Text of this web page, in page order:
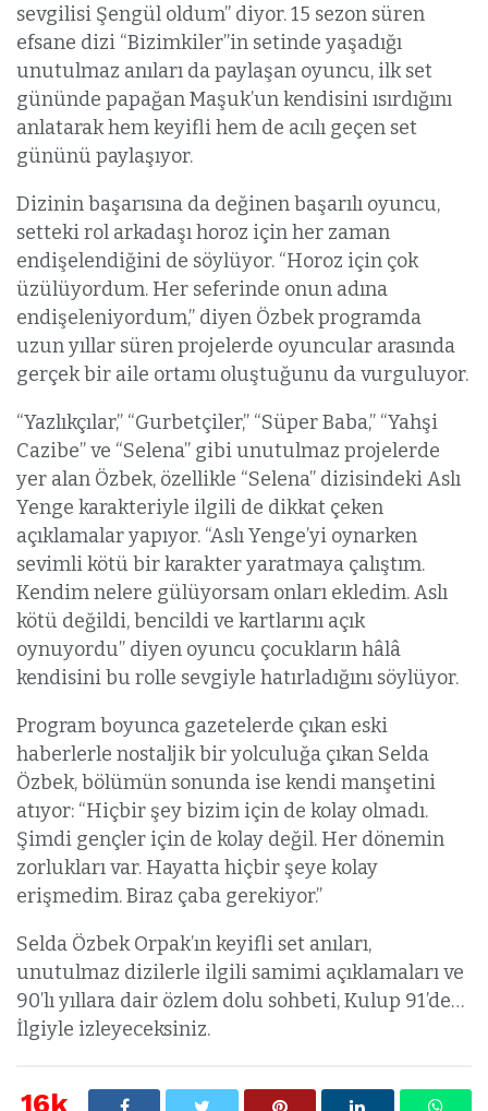
sevgilisi Şengül oldum” diyor. 15 sezon süren
efsane dizi “Bizimkiler”in setinde yaşadığı
unutulmaz anıları da paylaşan oyuncu, ilk set
gününde papağan Maşuk’un kendisini ısırdığını
anlatarak hem keyifli hem de acılı geçen set
gününü paylaşıyor.
Dizinin başarısına da değinen başarılı oyuncu,
setteki rol arkadaşı horoz için her zaman
endişelendiğini de söylüyor. “Horoz için çok
üzülüyordum. Her seferinde onun adına
endişeleniyordum,” diyen Özbek programda
uzun yıllar süren projelerde oyuncular arasında
gerçek bir aile ortamı oluştuğunu da vurguluyor.
“Yazlıkçılar,” “Gurbetçiler,” “Süper Baba,” “Yahşi
Cazibe” ve “Selena” gibi unutulmaz projelerde
yer alan Özbek, özellikle “Selena” dizisindeki Aslı
Yenge karakteriyle ilgili de dikkat çeken
açıklamalar yapıyor. “Aslı Yenge’yi oynarken
sevimli kötü bir karakter yaratmaya çalıştım.
Kendim nelere gülüyorsam onları ekledim. Aslı
kötü değildi, bencildi ve kartlarını açık
oynuyordu” diyen oyuncu çocukların hâlâ
kendisini bu rolle sevgiyle hatırladığını söylüyor.
Program boyunca gazetelerde çıkan eski
haberlerle nostaljik bir yolculuğa çıkan Selda
Özbek, bölümün sonunda ise kendi manşetini
atıyor: “Hiçbir şey bizim için de kolay olmadı.
Şimdi gençler için de kolay değil. Her dönemin
zorlukları var. Hayatta hiçbir şeye kolay
erişmedim. Biraz çaba gerekiyor.”
Selda Özbek Orpak’ın keyifli set anıları,
unutulmaz dizilerle ilgili samimi açıklamaları ve
90’lı yıllara dair özlem dolu sohbeti, Kulup 91’de…
İlgiyle izleyeceksiniz.
16k